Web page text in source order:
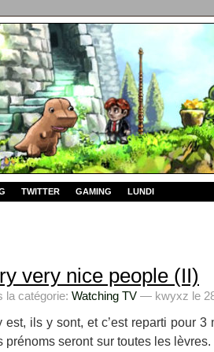
TWITTER GAMING LUNDI
very nice people (II)
la catégorie: Watching TV — kwyxz le
est, ils y sont, et c’est reparti pour
prénoms seront sur toutes les